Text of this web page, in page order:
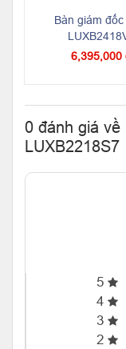
Bàn giám đốc
6,395,000
0 đánh giá về
LUXB2218S7
5
4
3
2